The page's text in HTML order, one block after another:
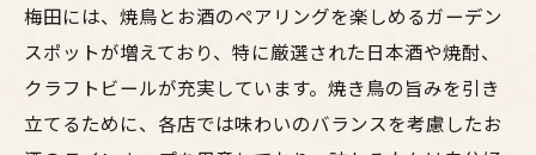
梅田には、焼鳥とお酒のペアリングを楽しめるガーデン
スポットが増えており、特に厳選された日本酒や焼酎、
クラフトビールが充実しています。焼き鳥の旨みを引き
立てるために、各店では味わいのバランスを考慮したお